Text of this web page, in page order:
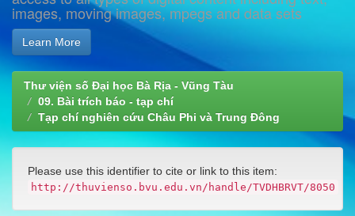
images, moving images, mpegs and data sets
Learn More
Thư viện số Đại học Bà Rịa - Vũng Tàu
09. Bài trích báo - tạp chí
Tạp chí nghiên cứu Châu Phi và Trung Đông
Please use this identifier to cite or link to this item:
http://thuvienso.bvu.edu.vn/handle/TVDHBRVT/8050